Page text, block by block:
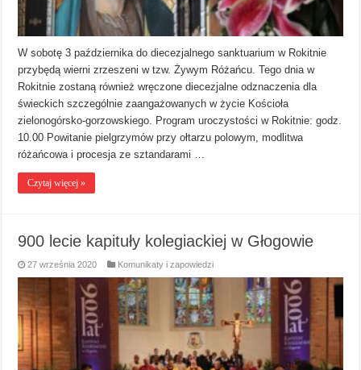
W sobotę 3 października do diecezjalnego sanktuarium w Rokitnie
przybędą wierni zrzeszeni w tzw. Żywym Różańcu. Tego dnia w
Rokitnie zostaną również wręczone diecezjalne odznaczenia dla
świeckich szczególnie zaangażowanych w życie Kościoła
zielonogórsko-gorzowskiego. Program uroczystości w Rokitnie: godz.
10.00 Powitanie pielgrzymów przy ołtarzu polowym, modlitwa
różańcowa i procesja ze sztandarami …
Czytaj więcej »
900 lecie kapituły kolegiackiej w Głogowie
27 września 2020 Komunikaty i zapowiedzi